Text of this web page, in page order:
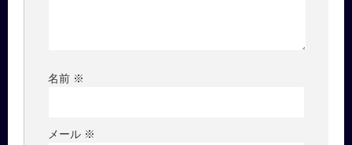
名前 ※
メール ※